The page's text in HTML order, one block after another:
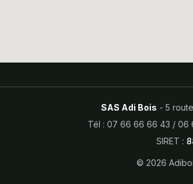
SAS Adi Bois - 5
Tél : 07 66 66 66 43 / 06
SIRET :
© 2026